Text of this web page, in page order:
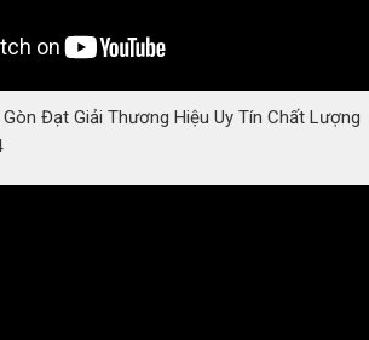
Đạt Giải Thương Hiệu Uy Tín Chất Lượng